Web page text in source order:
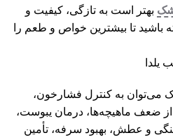
بهتر است به تازگی، کیفیت و
باشید تا بیشترین خواص و طعم را
می‌توان به کنترل فشارخون،
ضعف ماهیچه‌ها، درمان یبوست،
و عطش، بهبود سرفه، تأمین